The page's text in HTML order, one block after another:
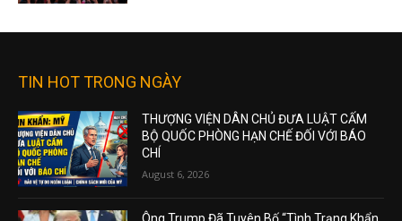
TIN HOT TRONG NGÀY
THƯỢNG VIỆN DÂN CHỦ ĐƯA LUẬT CẤM
BỘ QUỐC PHÒNG HẠN CHẾ ĐỐI VỚI BÁO
CHÍ
August 6, 2026